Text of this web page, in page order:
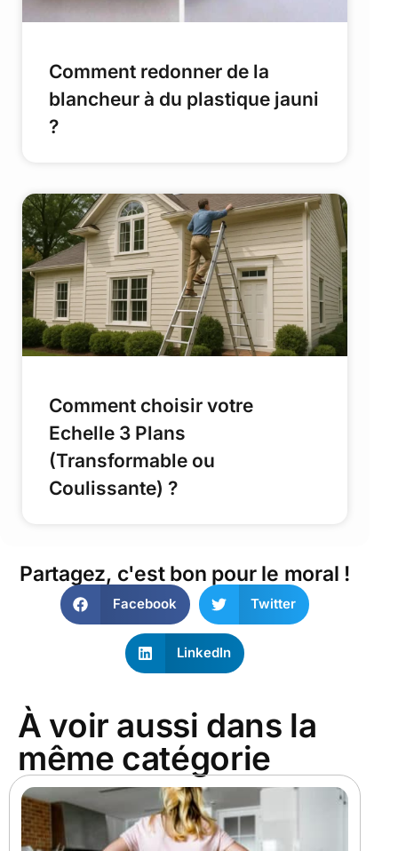
Comment redonner de la
blancheur à du plastique jauni
?
Comment choisir votre
Echelle 3 Plans
(Transformable ou
Coulissante) ?
Partagez, c'est bon pour le moral !
Facebook Twitter
LinkedIn
À voir aussi dans la
même catégorie